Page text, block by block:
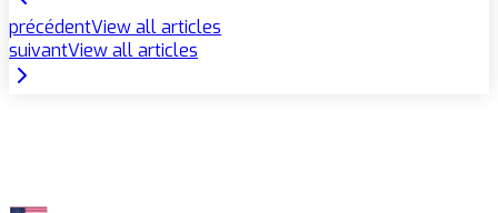
précédentView all articles
suivantView all articles